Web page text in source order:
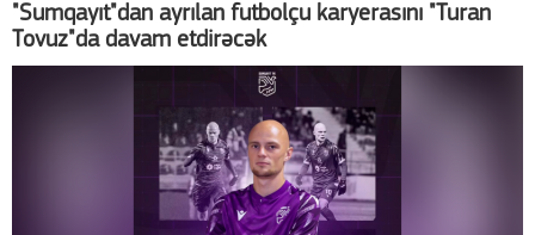
"Sumqayıt"dan ayrılan futbolçu karyerasını "Turan
Tovuz"da davam etdirəcək